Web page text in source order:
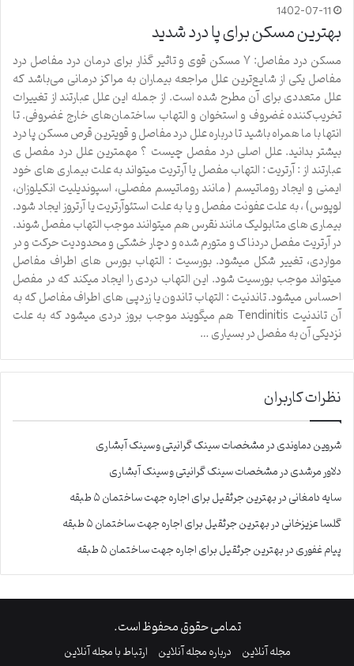
1402-07-11
بهترین مسکن برای پا درد شدید
مسکن درد مفاصل: ۷ مسکن قوی و تاثیر گذار برای درمان درد مفاصل درد
مفاصل یکی از شایع‌ترین علل مراجعه بیماران به مراکز درمانی می‌باشد که
علل متعددی برای آن مطرح شده است. از جمله این علل عبارتند از تغییرات
تخریب‌کننده غضروف و استخوان و التهاب ساختمان‌های خارج غضروفی. تا
انتها با ما همراه باشید تا درباره علل درد مفاصل و قویترین قرص مسکن پا درد
بیشتر بدانید. علل اصلی درد مفصل چیست ؟ مهمترین علل درد مفصل ی
عبارتند از : آرتریت : التهاب مفصل یا آرتریت میتواند به علت بیماری های خود
ایمنی و ایجاد روماتیسم ( مانند روماتیسم مفصلی، اسپوندیلیت انکیلوزان،
لوپوس) ، به علت عفونت مفصل و یا به علت استئوآرتریت یا آرتروز ایجاد شود.
بیماری های متابولیک مانند نقرس هم میتوانند موجب التهاب مفصل شوند.
در آرتریت مفصل دردناک و متورم شده و دچار خشکی و محدودیت حرکت و در
مواردی، تغییر شکل میشود. بورسیت : التهاب بورس های اطراف مفاصل
میتواند موجب بورسیت شود. این التهاب دردی را ایجاد میکند که در مفصل
احساس میشود. تاندنیت : التهاب تاندون یا زردپی های اطراف مفاصل که به
آن تاندنیت Tendinitis هم میگویند موجب بروز دردی میشود که به علت
نزدیکی آن به مفصل در بسیاری …
نظرات کاربران
شروین دماوندیدرمشخصات سینک گرانیتی و سینک آبشاری
دلاور مرشدیدرمشخصات سینک گرانیتی و سینک آبشاری
سایه دامغانیدربهترین جرثقیل برای اجاره جهت ساختمان ۵ طبقه
گلسا عزیزخانیدربهترین جرثقیل برای اجاره جهت ساختمان ۵ طبقه
پیام غفوریدربهترین جرثقیل برای اجاره جهت ساختمان ۵ طبقه
تمامی حقوق محفوظ است.
مجله آنلاین درباره مجله آنلاین ارتباط با مجله آنلاین